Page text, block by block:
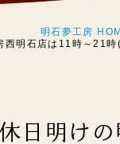
明石夢工房
西明石店は11時～21
日明けの